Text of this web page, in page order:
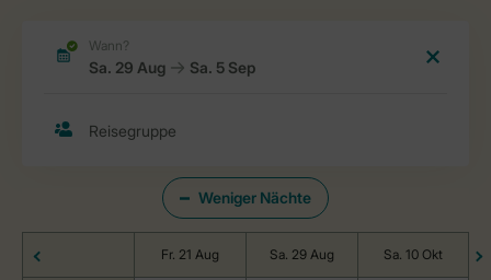
Weniger Nächte
Fr. 21 Aug Sa. 29 Aug Sa. 10 Okt